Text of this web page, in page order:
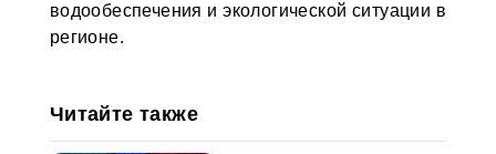
водообеспечения и экологической ситуации в
регионе.
Читайте также